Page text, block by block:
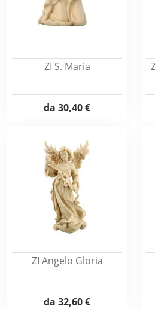
ZI S. Maria
da 30,40 €
ZI Angelo Gloria
da 32,60 €